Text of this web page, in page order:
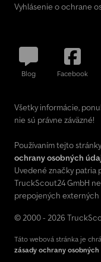
Vyhlásenie o ochrane
Blog Facebook
Všetky informácie,
nie sú právne záväzné!
Používaním tejto
ochrany osobných
Uvedené značky patria
TruckScout24 GmbH
prepojených
© 2000 - 2026
Táto webová stránka je
zásady ochrany